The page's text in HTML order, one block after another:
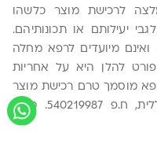
לרכישת מוצר כלשהו
יעילותם או תכונותיהם.
מיועדים לרפא מחלה
להלן היא על אחריות
מוסמך טרם רכישת מוצר
כלשהו. אלטמן בריאות שותפות כללית, ח.פ 540219987. משה